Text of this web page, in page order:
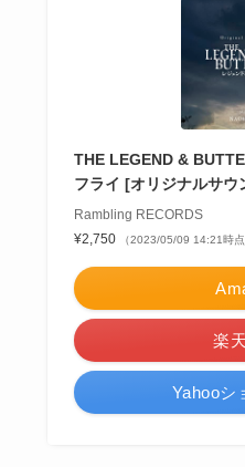
THE LEGEND &
フライ [オリジナルサウ
Rambling RECORDS
¥2,750
（2023/05/09 14:21時
楽
Yahooシ